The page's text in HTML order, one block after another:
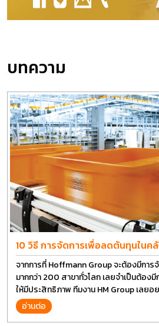
บทความ
10 วิธี การจัดการเพื่อลดต้นทุนในค
จากการที่ Hoffmann Group จะต้องมีกา
มากกว่า 200 สาขาทั่วโลก เลยจำเป็นต้อง
ให้มีประสิทธิภาพ ทีมงาน HM Group เลยอ
แบ่งปันกัน
อ่านต่อ